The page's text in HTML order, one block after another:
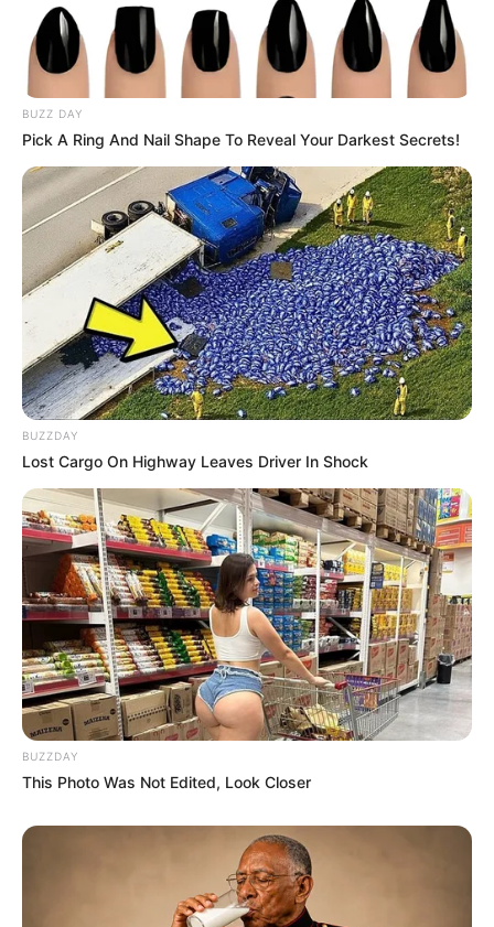
Buat kamu yang sudah menonton drama Jepangnya, jadi
penasaran kan bagaimana drama ini akan dibawakan? Apakah
akan menghasilkan akhir yang sama dengan drama originalnya?
THE SMILE HAS LEFT YOUR EYES
BUZZ DAY
Pick A Ring And Nail Shape To Reveal Your Darkest Secrets!
BUZZDAY
Lost Cargo On Highway Leaves Driver In Shock
BUZZDAY
This Photo Was Not Edited, Look Closer